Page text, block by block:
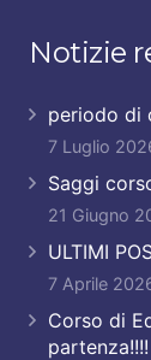
Notizie
periodo di
7 Luglio
Saggi
21 Giugno
ULTIMI
7 Aprile
Corso di
partenza!!!!